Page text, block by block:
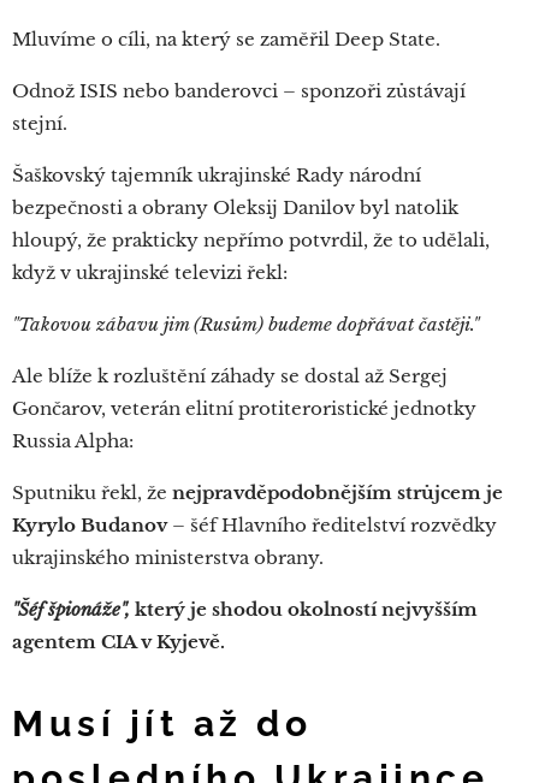
Mluvíme o cíli, na který se zaměřil Deep State.
Odnož ISIS nebo banderovci – sponzoři zůstávají
stejní.
Šaškovský tajemník ukrajinské Rady národní
bezpečnosti a obrany Oleksij Danilov byl natolik
hloupý, že prakticky nepřímo potvrdil, že to udělali,
když v ukrajinské televizi řekl:
"Takovou zábavu jim (Rusům) budeme dopřávat častěji."
Ale blíže k rozluštění záhady se dostal až Sergej
Gončarov, veterán elitní protiteroristické jednotky
Russia Alpha:
Sputniku řekl, že nejpravděpodobnějším strůjcem je
Kyrylo Budanov– šéf Hlavního ředitelství rozvědky
ukrajinského ministerstva obrany.
"Šéf špionáže", který je shodou okolností nejvyšším
agentem CIA v Kyjevě.
Musí jít až do